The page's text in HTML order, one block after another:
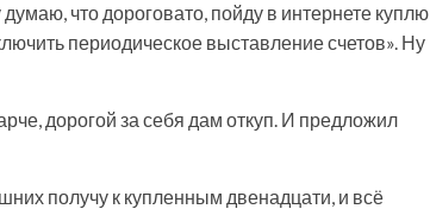
что дороговато, пойду в интернете куплю
периодическое выставление счетов». Ну
дорогой за себя дам откуп. И предложил
получу к купленным двенадцати, и всё